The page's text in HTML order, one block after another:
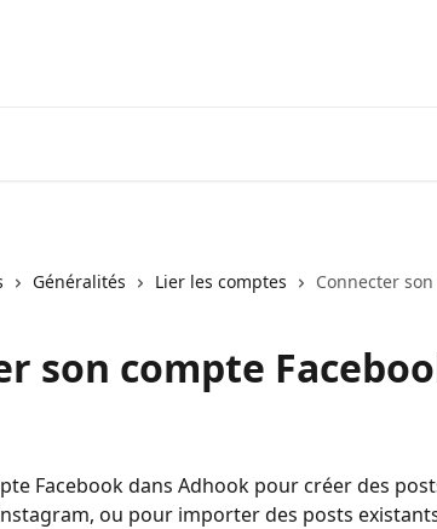
Généralités Lier les comptes Connecter
son compte
Facebook dans Adhook pour créer des
ou pour importer des posts